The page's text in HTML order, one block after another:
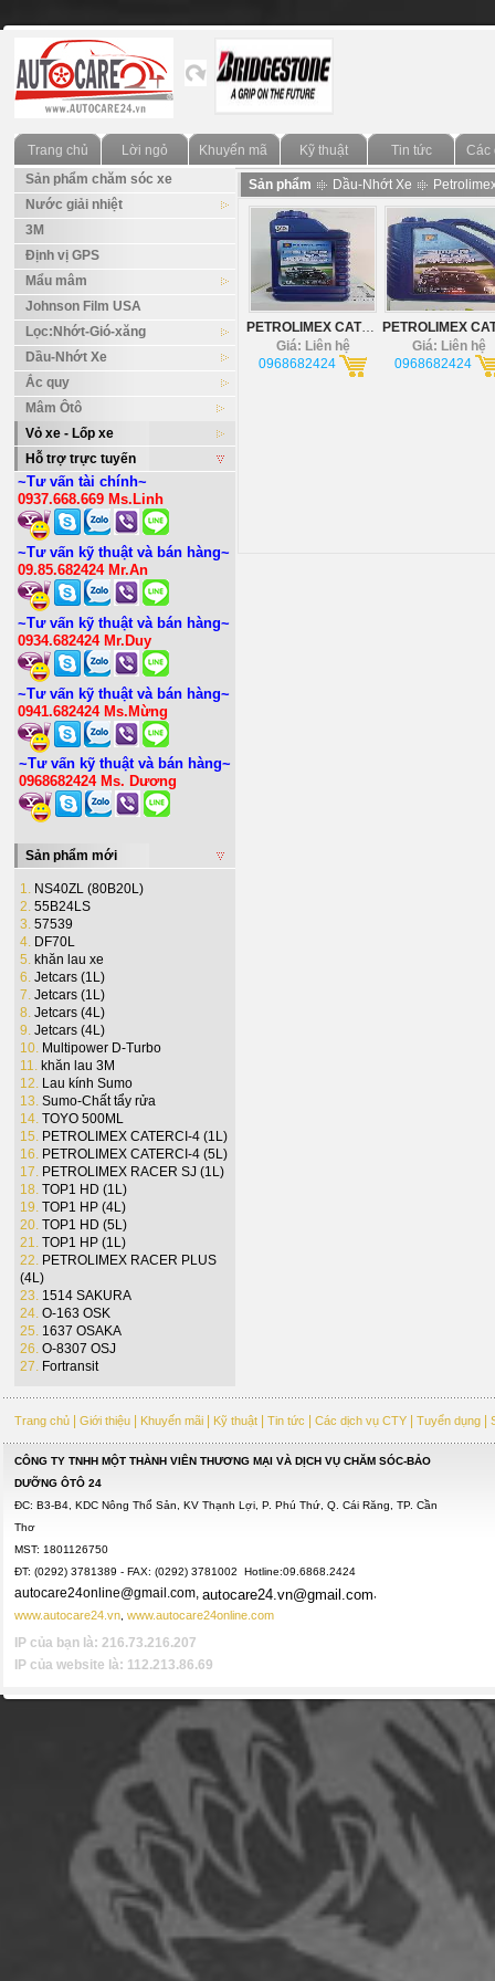
Trang chủ Lời ngỏ Khuyến mãi Kỹ thuật Tin tức
Các
Sản phẩm chăm sóc xe
Nước giải nhiệt
3M
Định vị GPS
Mẩu mâm
Johnson Film USA
Lọc:Nhớt-Gió-xăng
Dầu-Nhớt Xe
Ắc quy
Mâm Ôtô
Vỏ xe - Lốp xe
Hỗ trợ trực tuyến
~Tư vấn tài chính~
0937.668.669 Ms.Linh
~Tư vấn kỹ thuật và bán hàng~
09.85.682424 Mr.An
~Tư vấn kỹ thuật và bán hàng~
0934.682424 Mr.Duy
~Tư vấn kỹ thuật và bán hàng~
0941.682424 Ms.Mừng
~Tư vấn kỹ thuật và bán hàng~
0968682424 Ms. Dương
Sản phẩm mới
1. NS40ZL (80B20L)
2. 55B24LS
3. 57539
4. DF70L
5. khăn lau xe
6. Jetcars (1L)
7. Jetcars (1L)
8. Jetcars (4L)
9. Jetcars (4L)
10. Multipower D-Turbo
11. khăn lau 3M
12. Lau kính Sumo
13. Sumo-Chất tẩy rửa
14. TOYO 500ML
15. PETROLIMEX CATERCI-4 (1L)
16. PETROLIMEX CATERCI-4 (5L)
17. PETROLIMEX RACER SJ (1L)
18. TOP1 HD (1L)
19. TOP1 HP (4L)
20. TOP1 HD (5L)
21. TOP1 HP (1L)
22. PETROLIMEX RACER PLUS
(4L)
23. 1514 SAKURA
24. O-163 OSK
25. 1637 OSAKA
26. O-8307 OSJ
27. Fortransit
Sản phẩm Dầu-Nhớt Xe
PETROLIMEX CATERCI-4 (1L)
Giá: Liên hệ
0968682424
Giá: Liên hệ
0968682424
Trang chủ Giới thiệu Khuyến mãi Kỹ thuật Tin tức Các dịch vụ CTY Tuyển dụng
CÔNG TY TNHH MỘT THÀNH VIÊN THƯƠNG MẠI VÀ DỊCH VỤ CHĂM SÓC-BẢO
DƯỠNG ÔTÔ 24
ĐC: B3-B4, KDC Nông Thổ Sản, KV Thạnh Lợi, P. Phú Thứ, Q. Cái Răng, TP. Cần
Thơ
MST: 1801126750
ĐT: (0292) 3781389 - FAX: (0292) 3781002 Hotline:09.6868.2424
autocare24online@gmail.com, autocare24.vn@gmail.com
www.autocare24.vn www.autocare24online.com
IP của bạn là: 216.73.216.207
IP của website là: 112.213.86.69